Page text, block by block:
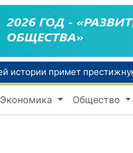
Экономика Общество